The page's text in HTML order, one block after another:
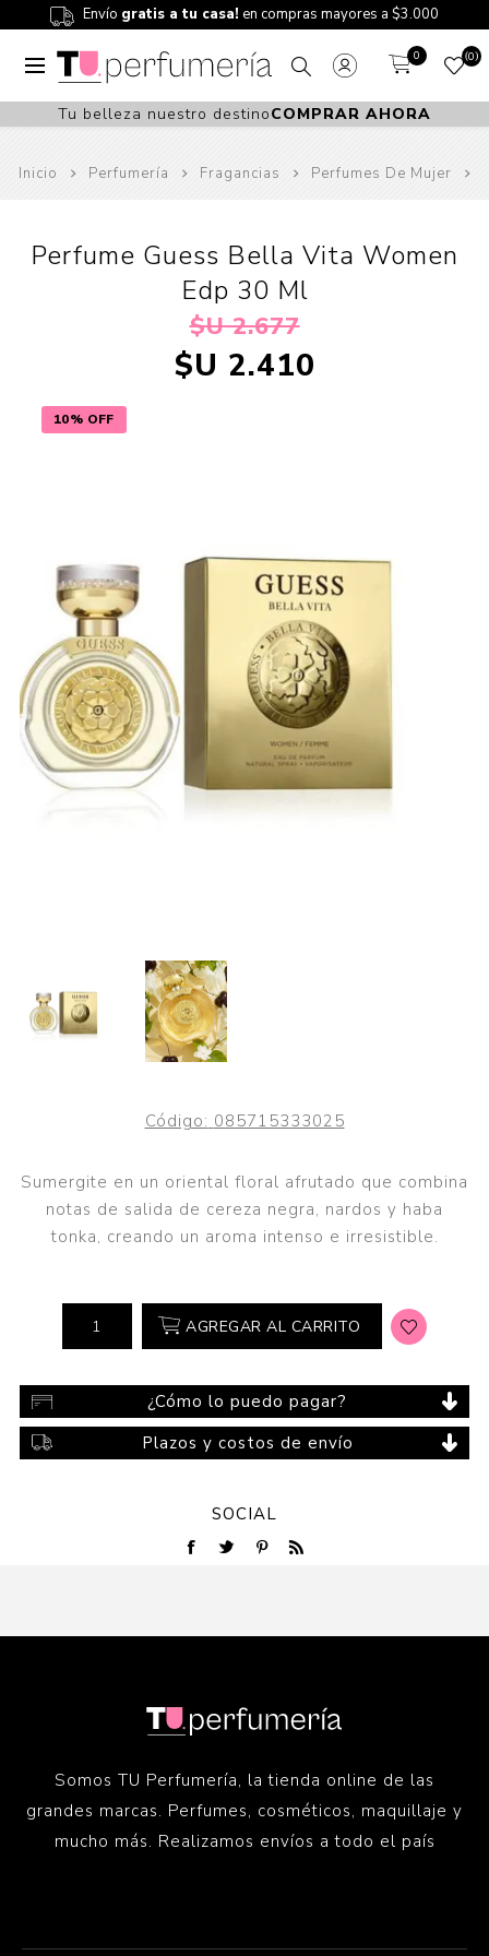
Envío gratis a tu casa! en compras mayores a $3.000
0 0
Tu belleza nuestro destinoCOMPRAR AHORA
Inicio Perfumería Fragancias Perfumes De Mujer
10% OFF
Perfume Guess Bella Vita Women
Edp 30 Ml
$U 2.677
$U 2.410
Código: 085715333025
Sumergite en un oriental floral afrutado que combina
notas de salida de cereza negra, nardos y haba
tonka, creando un aroma intenso e irresistible.
AGREGAR AL CARRITO
¿Cómo lo puedo pagar?
Plazos y costos de envío
SOCIAL
Somos TU Perfumería, la tienda online de las
grandes marcas. Perfumes, cosméticos, maquillaje y
mucho más. Realizamos envíos a todo el país